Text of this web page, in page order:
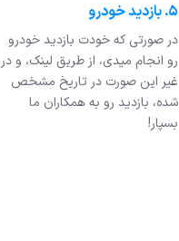
۵. بازدید خودرو
در صورتی که خودت بازدید خودرو
رو انجام میدی، از طریق لینک، و در
غیر این صورت در تاریخ مشخص
شده، بازدید رو به همکاران ما
بسپار!